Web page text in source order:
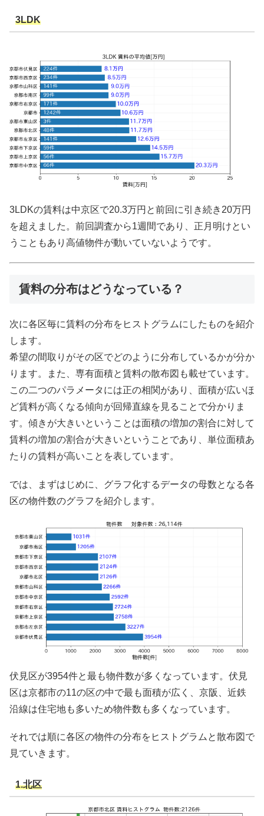
3LDK
3LDKの賃料は中京区で20.3万円と前回に引き続き20万円
を超えました。前回調査から1週間であり、正月明けとい
うこともあり高値物件が動いていないようです。
賃料の分布はどうなっている？
次に各区毎に賃料の分布をヒストグラムにしたものを紹介
します。
希望の間取りがその区でどのように分布しているかが分か
ります。また、専有面積と賃料の散布図も載せています。
この二つのパラメータには正の相関があり、面積が広いほ
ど賃料が高くなる傾向が回帰直線を見ることで分かりま
す。傾きが大きいということは面積の増加の割合に対して
賃料の増加の割合が大きいということであり、単位面積あ
たりの賃料が高いことを表しています。
では、まずはじめに、グラフ化するデータの母数となる各
区の物件数のグラフを紹介します。
伏見区が3954件と最も物件数が多くなっています。伏見
区は京都市の11の区の中で最も面積が広く、京阪、近鉄
沿線は住宅地も多いため物件数も多くなっています。
それでは順に各区の物件の分布をヒストグラムと散布図で
見ていきます。
1.北区